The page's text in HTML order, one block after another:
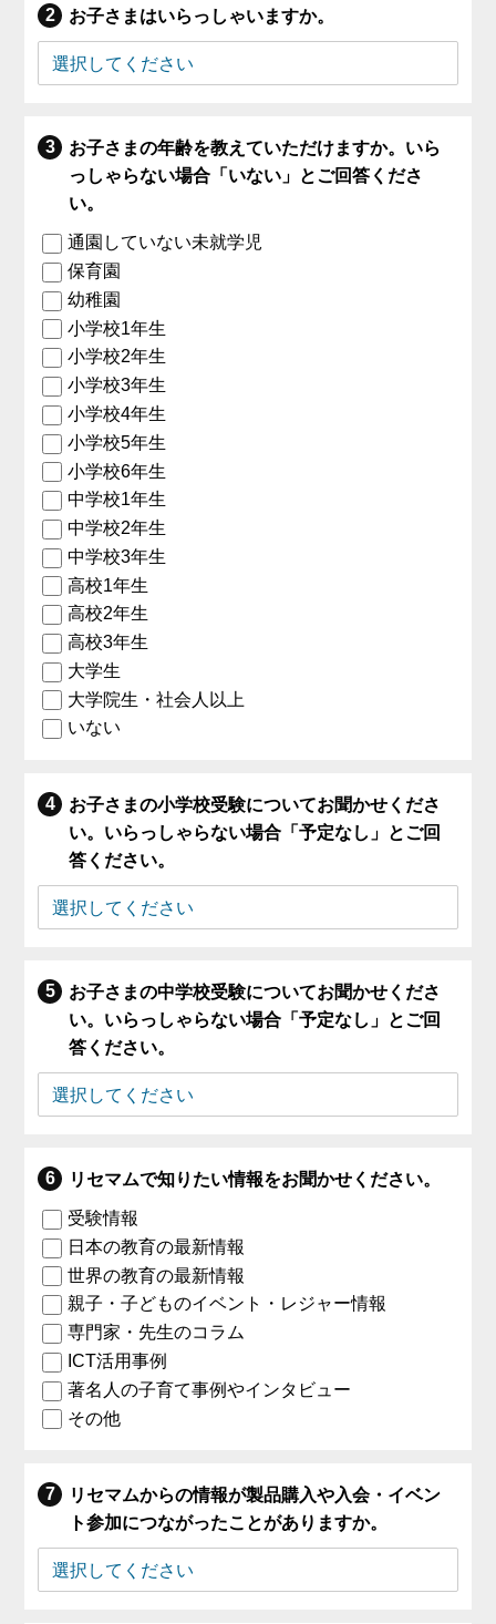
お子さまはいらっしゃいますか。
お子さまの年齢を教えていただけますか。いら
っしゃらない場合「いない」とご回答くださ
い。
通園していない未就学児
保育園
幼稚園
小学校1年生
小学校2年生
小学校3年生
小学校4年生
小学校5年生
小学校6年生
中学校1年生
中学校2年生
中学校3年生
高校1年生
高校2年生
高校3年生
大学生
大学院生・社会人以上
いない
お子さまの小学校受験についてお聞かせくださ
い。いらっしゃらない場合「予定なし」とご回
答ください。
お子さまの中学校受験についてお聞かせくださ
い。いらっしゃらない場合「予定なし」とご回
答ください。
リセマムで知りたい情報をお聞かせください。
受験情報
日本の教育の最新情報
世界の教育の最新情報
親子・子どものイベント・レジャー情報
専門家・先生のコラム
ICT活用事例
著名人の子育て事例やインタビュー
その他
リセマムからの情報が製品購入や入会・イベン
ト参加につながったことがありますか。